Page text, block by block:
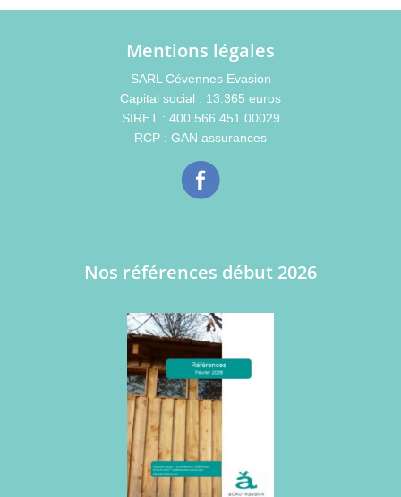
Mentions légales
SARL Cévennes Evasion
Capital social : 13.365 euros
SIRET : 400 566 451 00029
RCP : GAN assurances
Nos références début 2026